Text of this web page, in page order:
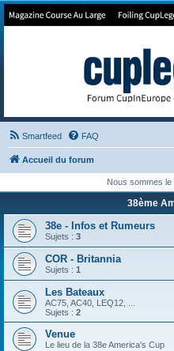
Forum de Cup In
Smartfeed FAQ
Accueil du forum
Nous sommes
38ème
38e - Infos et Rumeurs
Sujets : 3
COR - Britannia
Sujets : 1
Les Bateaux
AC75, AC40, LEQ12, ...
Sujets : 2
Venue
Le lieu de la 38e America's Cup